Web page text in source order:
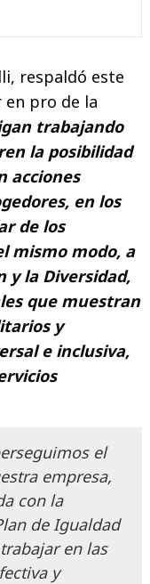
respaldó este
en pro de la
trabajando
la posibilidad
acciones
en los
de los
mismo modo, a
y la Diversidad,
que muestran
y
e inclusiva,
el
empresa,
con la
de Igualdad
en las
y